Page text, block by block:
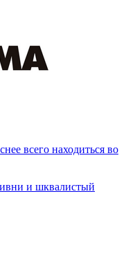
всего находиться во
и шквалистый